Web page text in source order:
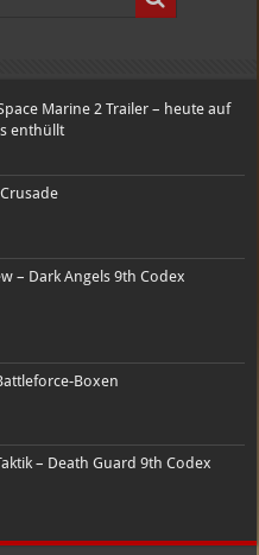
Marine 2 Trailer – heute auf
enthüllt
– Dark Angels 9th Codex
Boxen
– Death Guard 9th Codex